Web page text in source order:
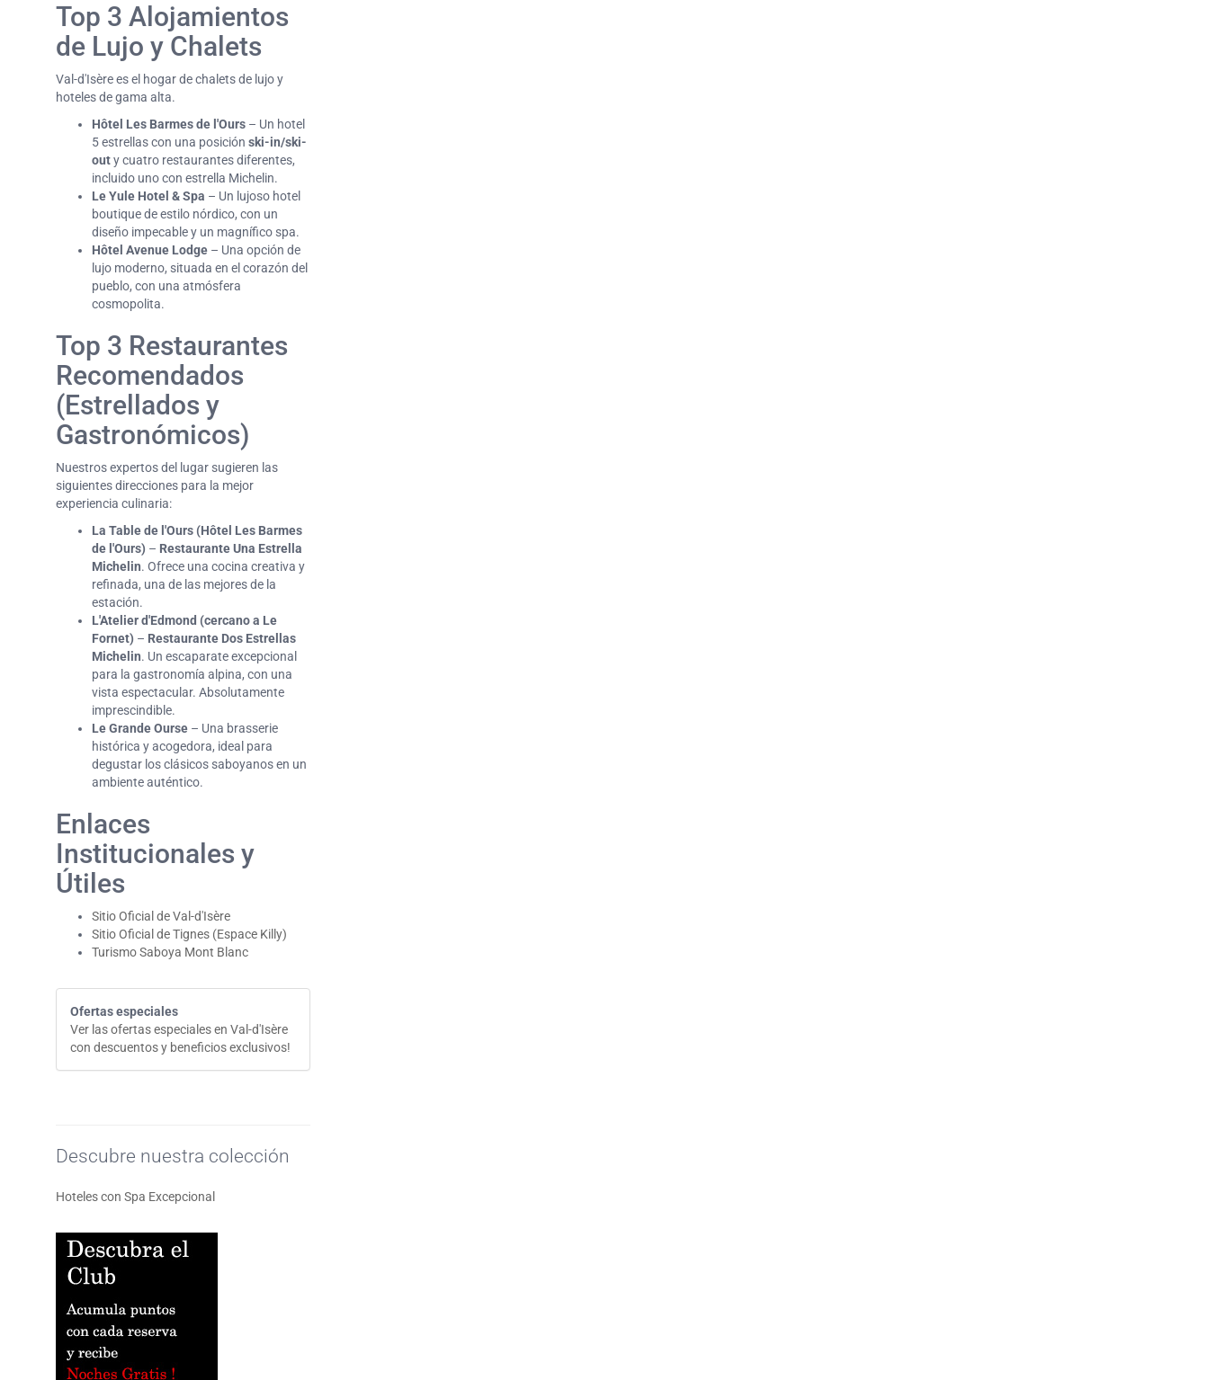
Top 3 Alojamientos
de Lujo y Chalets
Val-d'Isère es el hogar de chalets de lujo y
hoteles de gama alta.
Hôtel Les Barmes de l'Ours – Un hotel
5 estrellas con una posición ski-in/ski-
outy cuatro restaurantes diferentes,
incluido uno con estrella Michelin.
Le Yule Hotel & Spa – Un lujoso hotel
boutique de estilo nórdico, con un
diseño impecable y un magnífico spa.
Hôtel Avenue Lodge – Una opción de
lujo moderno, situada en el corazón del
pueblo, con una atmósfera
cosmopolita.
Top 3 Restaurantes
Recomendados
(Estrellados y
Gastronómicos)
Nuestros expertos del lugar sugieren las
siguientes direcciones para la mejor
experiencia culinaria:
La Table de l'Ours (Hôtel Les Barmes
de l'Ours) – Restaurante Una Estrella
Michelin. Ofrece una cocina creativa y
refinada, una de las mejores de la
estación.
L'Atelier d'Edmond (cercano a Le
Fornet) – Restaurante Dos Estrellas
Michelin. Un escaparate excepcional
para la gastronomía alpina, con una
vista espectacular. Absolutamente
imprescindible.
Le Grande Ourse – Una brasserie
histórica y acogedora, ideal para
degustar los clásicos saboyanos en un
ambiente auténtico.
Enlaces
Institucionales y
Útiles
Sitio Oficial de Val-d'Isère
Sitio Oficial de Tignes (Espace Killy)
Turismo Saboya Mont Blanc
Ofertas especiales
Ver las ofertas especiales en Val-d'Isère
con descuentos y beneficios exclusivos!
Descubre nuestra colección
Hoteles con Spa Excepcional